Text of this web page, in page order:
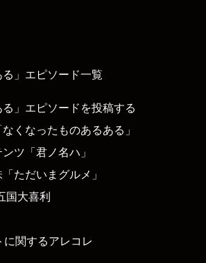
」エピソード一覧
」エピソードを投稿する
くなったものあるある」
ツ「君ノ名ハ」
ただいまグルメ」
国大喜利
関するアレコレ